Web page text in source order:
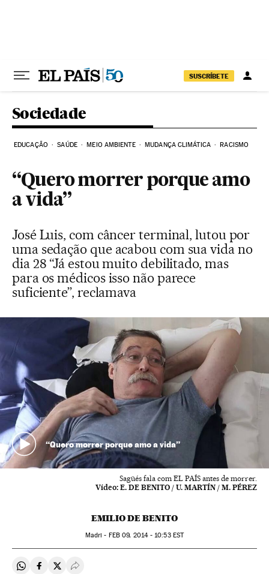
SUSCRÍBETE
Sociedade
EDUCAÇÃO SAÚDE MEIO AMBIENTE MUDANÇA CLIMÁTICA RACISMO
“Quero morrer porque amo
a vida”
José Luis, com câncer terminal, lutou por
uma sedação que acabou com sua vida no
dia 28 “Já estou muito debilitado, mas
para os médicos isso não parece
suficiente”, reclamava
“Quero morrer porque amo a vida”
Sagüés fala com EL PAÍS antes de morrer.
Vídeo: E. DE BENITO / U. MARTÍN / M. PÉREZ
EMILIO DE BENITO
Madri - FEB 09, 2014 - 10:53EST
Compartir en Whatsapp
Compartir en Facebook
Compartir en Twitter
Desplegar Redes Sociales